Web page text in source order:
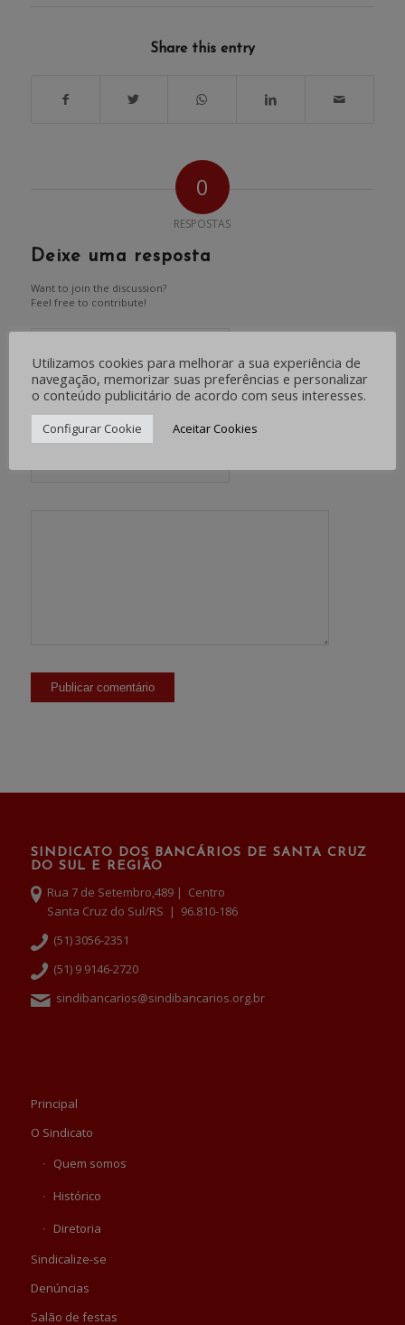
Share this entry
0
RESPOSTAS
Deixe uma resposta
Want to join the discussion?
Feel free to contribute!
E-mail*
SINDICATO DOS BANCÁRIOS DE SANTA CRUZ
DO SUL E REGIÃO
Rua 7 de Setembro,489 | Centro
Santa Cruz do Sul/RS | 96.810-186
(51) 3056-2351
(51) 9 9146-2720
sindibancarios@sindibancarios.org.br
Principal
O Sindicato
Quem somos
Histórico
Diretoria
Sindicalize-se
Denúncias
Salão de festas
Utilizamos cookies para melhorar a sua experiência de
navegação, memorizar suas preferências e personalizar
o conteúdo publicitário de acordo com seus interesses.
Configurar Cookie Aceitar Cookies